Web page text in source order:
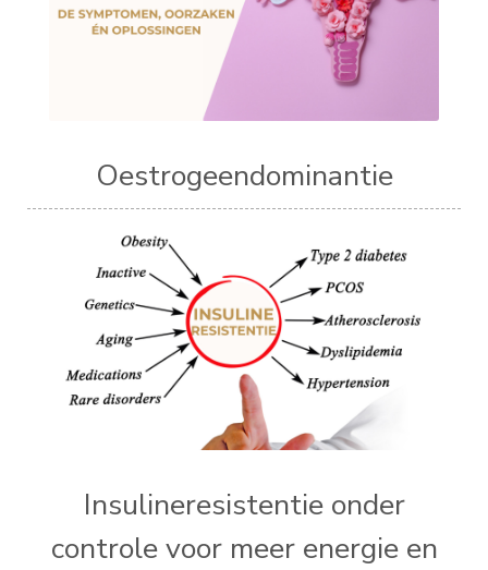
Oestrogeendominantie
Insulineresistentie onder
controle voor meer energie en